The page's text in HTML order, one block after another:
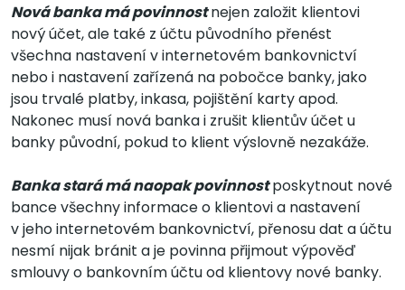
Nová banka má povinnostnejen založit klientovi
nový účet, ale také z účtu původního přenést
všechna nastavení v internetovém bankovnictví
nebo i nastavení zařízená na pobočce banky, jako
jsou trvalé platby, inkasa, pojištění karty apod.
Nakonec musí nová banka i zrušit klientův účet u
banky původní, pokud to klient výslovně nezakáže.
Banka stará má naopak povinnostposkytnout nové
bance všechny informace o klientovi a nastavení
v jeho internetovém bankovnictví, přenosu dat a účtu
nesmí nijak bránit a je povinna přijmout výpověď
smlouvy o bankovním účtu od klientovy nové banky.